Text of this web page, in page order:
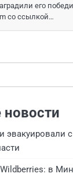
его
со ссылкой…
эвакуировали
в